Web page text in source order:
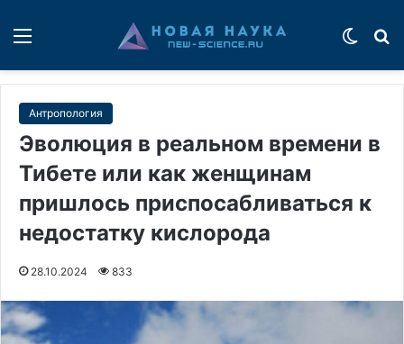
Антропология
Эволюция в реальном времени в
Тибете или как женщинам
пришлось приспосабливаться к
недостатку кислорода
28.10.2024 833